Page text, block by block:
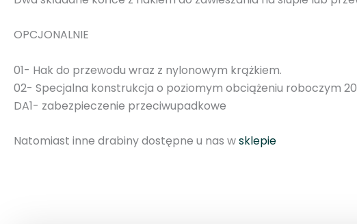
OPCJONALNIE
01- Hak do przewodu wraz z nylonowym krążkiem.
02- Specjalna konstrukcja o poziomym obciążeniu roboczym
DA1- zabezpieczenie przeciwupadkowe
Natomiast inne drabiny dostępne u nas wsklepie